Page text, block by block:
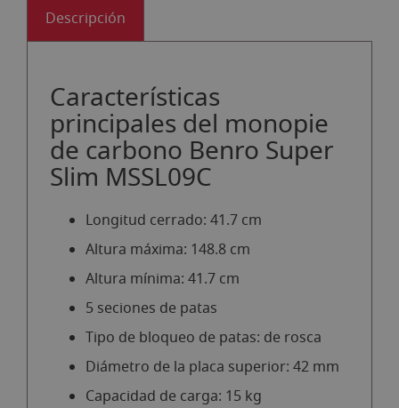
Descripción
Características
principales del monopie
de carbono Benro Super
Slim MSSL09C
Longitud cerrado: 41.7 cm
Altura máxima: 148.8 cm
Altura mínima: 41.7 cm
5 seciones de patas
Tipo de bloqueo de patas: de rosca
Diámetro de la placa superior: 42 mm
Capacidad de carga: 15 kg